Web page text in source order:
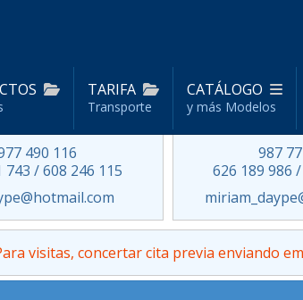
TARIFA
Transporte
CATÁLOGO
y más Modelos
Cataluña
Tarragona
490 116
743 / 608 246 115
País
La Rioja
987
626 189 986
visitas, concertar cita previa enviando